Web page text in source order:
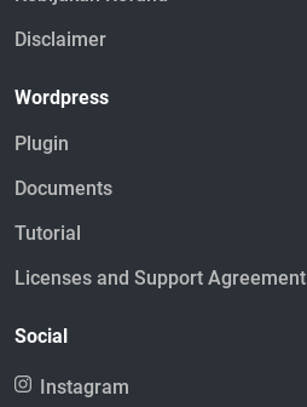
Disclaimer
Wordpress
Plugin
Documents
Tutorial
Licenses and Support Agreement
Social
Instagram